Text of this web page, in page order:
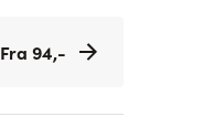
Fra 94,-